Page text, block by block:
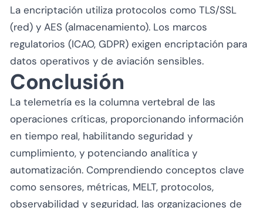
La encriptación utiliza protocolos como TLS/SSL
(red) y AES (almacenamiento). Los marcos
regulatorios (ICAO, GDPR) exigen encriptación para
datos operativos y de aviación sensibles.
Conclusión
La telemetría es la columna vertebral de las
operaciones críticas, proporcionando información
en tiempo real, habilitando seguridad y
cumplimiento, y potenciando analítica y
automatización. Comprendiendo conceptos clave
como sensores, métricas, MELT, protocolos,
observabilidad y seguridad, las organizaciones de